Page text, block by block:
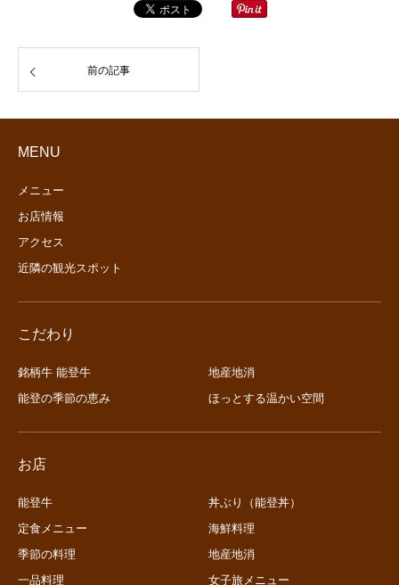
前の記事
MENU
メニュー
お店情報
アクセス
近隣の観光スポット
こだわり
銘柄牛 能登牛
地産地消
能登の季節の恵み
ほっとする温かい空間
お店
能登牛
丼ぶり（能登丼）
定食メニュー
海鮮料理
季節の料理
地産地消
一品料理
女子旅メニュー